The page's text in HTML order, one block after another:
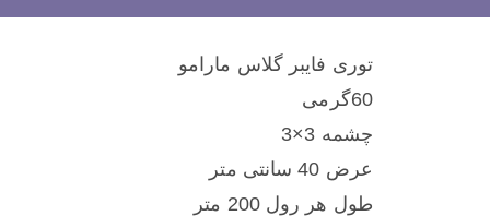
توری فایبر گلاس مارامو
60گرمی
چشمه 3×3
عرض 40 سانتی متر
طول هر رول 200 متر